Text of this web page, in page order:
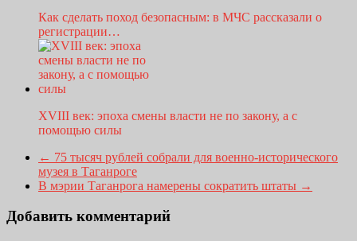
Как сделать поход безопасным: в МЧС рассказали о
регистрации…
XVIII век: эпоха смены власти не по закону, а с
помощью силы
← 75 тысяч рублей собрали для военно-исторического
музея в Таганроге
В мэрии Таганрога намерены сократить штаты →
Добавить комментарий